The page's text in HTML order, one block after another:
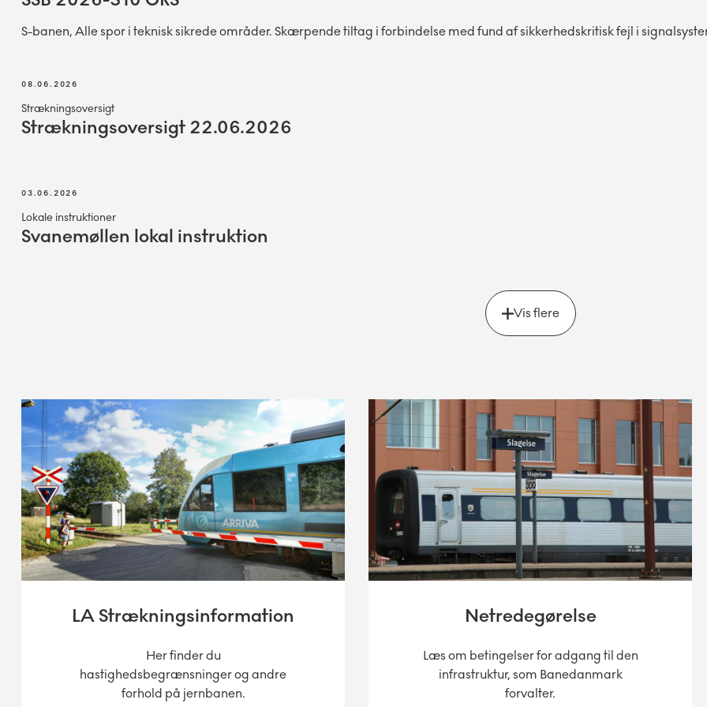
S-banen, Alle spor i teknisk sikrede områder. Skærpende tiltag i forbindelse med fund af sikkerhedskritisk fejl i
08.06.2026
Strækningsoversigt
Strækningsoversigt 22.06.2026
03.06.2026
Lokale instruktioner
Svanemøllen lokal instruktion
Vis flere
LA Strækningsinformation
Her finder du
hastighedsbegrænsninger og andre
forhold på jernbanen.
Netredegørelse
Læs om betingelser for adgang til den
infrastruktur, som Banedanmark
forvalter.